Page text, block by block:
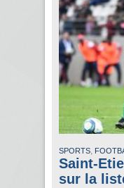
SPORTS,
Saint-
sur la